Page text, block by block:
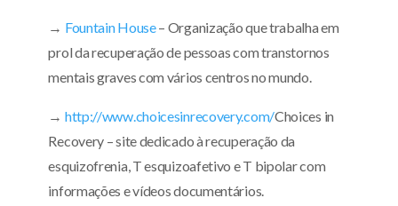
→ Fountain House– Organização que trabalha em
prol da recuperação de pessoas com transtornos
mentais graves com vários centros no mundo.
→ http://www.choicesinrecovery.com/Choices in
Recovery – site dedicado à recuperação da
esquizofrenia, T esquizoafetivo e T bipolar com
informações e vídeos documentários.